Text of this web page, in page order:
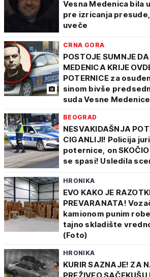
Vesna Medenica bila
pre izricanja
uveče
CRNA GORA
POSTOJE SUMNJE
MEDENICA KRIJE
POTERNICE za
sinom bivše
suda Vesne Medenice
BEOGRAD
NESVAKIDAŠNJA
CIGANLIJI! Policija
poternice, on
se spasi! Usledila
HRONIKA
EVO KAKO JE
PREVARANATA!
kamionom punim
tajno skladište
(Foto)
HRONIKA
KURIR SAZNAJE! ZA